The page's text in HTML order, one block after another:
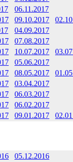
06.11.2017
09.10.2017
04.09.2017
07.08.2017
10.07.2017
05.06.2017
08.05.2017
03.04.2017
06.03.2017
06.02.2017
09.01.2017
05.12.2016